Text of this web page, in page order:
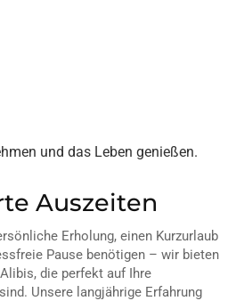
Auszeiten
Erholung, einen Kurzurlaub
Pause benötigen – wir bieten
die perfekt auf Ihre
Unsere langjährige Erfahrung